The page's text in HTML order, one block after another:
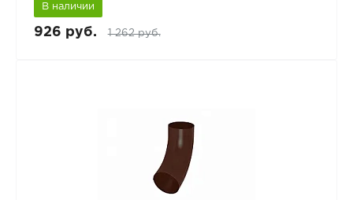
В наличии
926 руб. 1 262 руб.